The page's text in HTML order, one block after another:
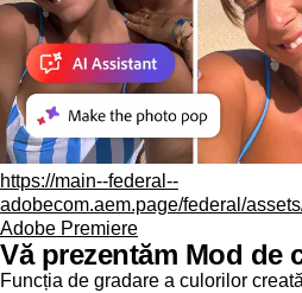
https://main--federal--
adobecom.aem.page/federal/
Adobe Premiere
Vă prezentăm Mod de
Funcția de gradare a culorilor